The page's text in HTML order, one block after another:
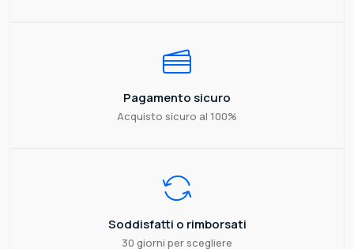
Pagamento sicuro
Acquisto sicuro al 100%
Soddisfatti o rimborsati
30 giorni per scegliere